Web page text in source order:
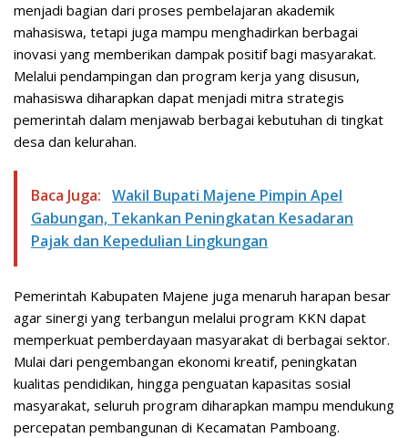
menjadi bagian dari proses pembelajaran akademik
mahasiswa, tetapi juga mampu menghadirkan berbagai
inovasi yang memberikan dampak positif bagi masyarakat.
Melalui pendampingan dan program kerja yang disusun,
mahasiswa diharapkan dapat menjadi mitra strategis
pemerintah dalam menjawab berbagai kebutuhan di tingkat
desa dan kelurahan.
Baca Juga: Wakil Bupati Majene Pimpin Apel
Gabungan, Tekankan Peningkatan Kesadaran
Pajak dan Kepedulian Lingkungan
Pemerintah Kabupaten Majene juga menaruh harapan besar
agar sinergi yang terbangun melalui program KKN dapat
memperkuat pemberdayaan masyarakat di berbagai sektor.
Mulai dari pengembangan ekonomi kreatif, peningkatan
kualitas pendidikan, hingga penguatan kapasitas sosial
masyarakat, seluruh program diharapkan mampu mendukung
percepatan pembangunan di Kecamatan Pamboang.